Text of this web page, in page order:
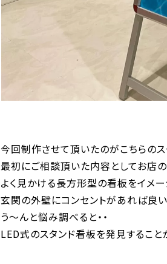
今回制作させて頂いたのがこちらのス
最初にご相談頂いた内容としてお店
よく見かける長方形型の看板をイメー
玄関の外壁にコンセントがあれば良い
う〜んと悩み調べると・・
LED式のスタンド看板を発見すること